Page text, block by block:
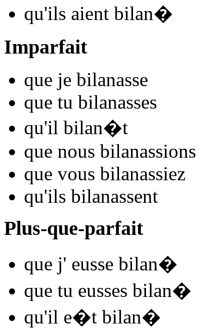
qu'ils aient bilan�
Imparfait
que je bilanasse
que tu bilanasses
qu'il bilan�t
que nous bilanassions
que vous bilanassiez
qu'ils bilanassent
Plus-que-parfait
que j' eusse bilan�
que tu eusses bilan�
qu'il e�t bilan�